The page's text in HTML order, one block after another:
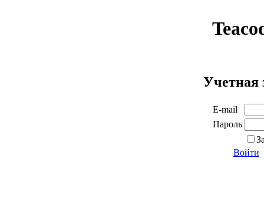
Учетная
E-mail
Пароль
Войти